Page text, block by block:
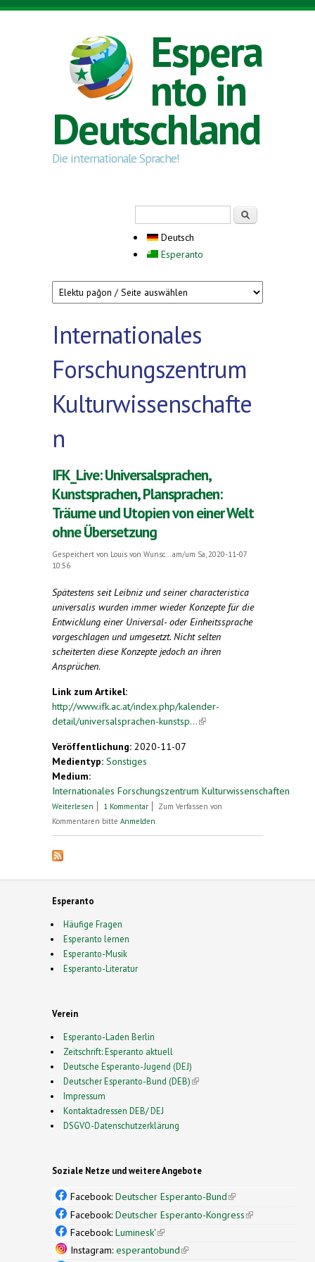
Direkt zum Inhalt
Espera
nto in
Deutschland
Die internationale Sprache!
Deutsch
Esperanto
Internationales
Forschungszentrum
Kulturwissenschafte
n
IFK_Live: Universalsprachen,
Kunstsprachen, Plansprachen:
Träume und Utopien von einer Welt
ohne Übersetzung
Gespeichert von Louis von Wunsc...
am/um Sa, 2020-11-07
10:56
Spätestens seit Leibniz und seiner characteristica
universalis wurden immer wieder Konzepte für die
Entwicklung einer Universal- oder Einheitssprache
vorgeschlagen und umgesetzt. Nicht selten
scheiterten diese Konzepte jedoch an ihren
Ansprüchen.
Link zum Artikel:
http://www.ifk.ac.at/index.php/kalender-
detail/universalsprachen-kunstsp...(link is
Veröffentlichung: 2020-11-07
Medientyp: Sonstiges
Medium:
Internationales Forschungszentrum Kulturwissenschaften
Weiterlesen über IFK_Live: Universalsprachen, Kunstsprachen,
Welt ohne Übersetzung
1 Kommentar
Zum Verfassen von
Kommentaren bitte Anmelden
Esperanto
Häufige Fragen
Esperanto lernen
Esperanto-Musik
Esperanto-Literatur
Verein
Esperanto-Laden Berlin
Zeitschrift: Esperanto aktuell
Deutsche Esperanto-Jugend (DEJ)
Deutscher Esperanto-Bund (DEB)(link is external)
Impressum
Kontaktadressen DEB/ DEJ
DSGVO-Datenschutzerklärung
Soziale Netze und weitere Angebote
Facebook: Deutscher Esperanto-Bund(link is
external)
Facebook: Deutscher Esperanto-Kongress(link is
Facebook: Luminesk'(link is external)
Instagram: esperantobund(link is external)